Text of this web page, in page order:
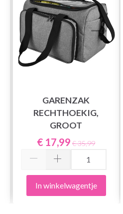
GARENZAK
RECHTHOEKIG,
GROOT
€ 17,99 € 35,99
In winkelwagentje